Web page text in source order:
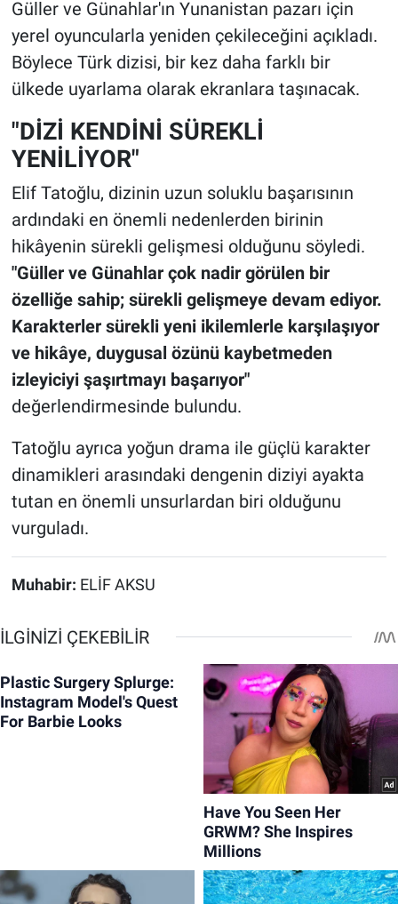
Güller ve Günahlar'ın Yunanistan pazarı için
yerel oyuncularla yeniden çekileceğini açıkladı.
Böylece Türk dizisi, bir kez daha farklı bir
ülkede uyarlama olarak ekranlara taşınacak.
"DİZİ KENDİNİ SÜREKLİ
YENİLİYOR"
Elif Tatoğlu, dizinin uzun soluklu başarısının
ardındaki en önemli nedenlerden birinin
hikâyenin sürekli gelişmesi olduğunu söyledi.
"Güller ve Günahlar çok nadir görülen bir
özelliğe sahip; sürekli gelişmeye devam ediyor.
Karakterler sürekli yeni ikilemlerle karşılaşıyor
ve hikâye, duygusal özünü kaybetmeden
izleyiciyi şaşırtmayı başarıyor"
değerlendirmesinde bulundu.
Tatoğlu ayrıca yoğun drama ile güçlü karakter
dinamikleri arasındaki dengenin diziyi ayakta
tutan en önemli unsurlardan biri olduğunu
vurguladı.
Muhabir: ELİF AKSU